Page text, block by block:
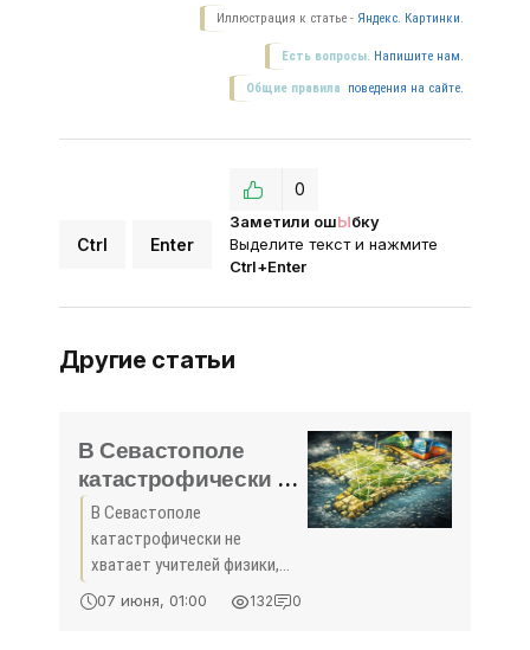
Иллюстрация к статье - Яндекс. Картинки.
Есть вопросы. Напишите нам.
Общие правила поведения на сайте.
Ctrl Enter
Заметили ошЫбку
Выделите текст и нажмите
Ctrl+Enter
0
Другие статьи
В Севастополе
катастрофически не
хватает учителей
физики, математики
и информатики -
«Образование»
В Севастополе
катастрофически не
хватает учителей физики,
математики и информатики
В севастопольских школах
07 июня, 01:00 132 0